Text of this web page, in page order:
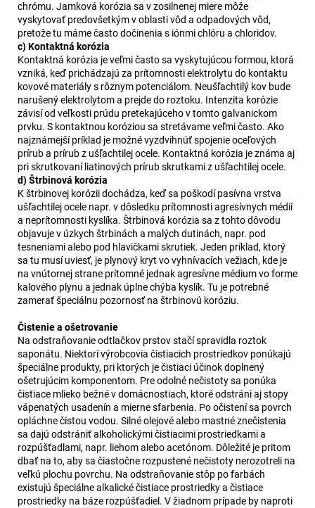
chrómu. Jamková korózia sa v zosilnenej miere môže
vyskytovať predovšetkým v oblasti vôd a odpadových vôd,
pretože tu máme často dočinenia s iónmi chlóru a chloridov.
c) Kontaktná korózia
Kontaktná korózia je veľmi často sa vyskytujúcou formou, ktorá
vzniká, keď prichádzajú za prítomnosti elektrolytu do kontaktu
kovové materiály s rôznym potenciálom. Neušľachtilý kov bude
narušený elektrolytom a prejde do roztoku. Intenzita korózie
závisí od veľkosti prúdu pretekajúceho v tomto galvanickom
prvku. S kontaktnou koróziou sa stretávame veľmi často. Ako
najznámejší príklad je možné vyzdvihnúť spojenie oceľových
prírub a prírub z ušľachtilej ocele. Kontaktná korózia je známa aj
pri skrutkovaní liatinových prírub skrutkami z ušľachtilej ocele.
d) Štrbinová korózia
K štrbinovej korózii dochádza, keď sa poškodí pasívna vrstva
ušľachtilej ocele napr. v dôsledku prítomnosti agresívnych médií
a neprítomnosti kyslíka. Štrbinová korózia sa z tohto dôvodu
objavuje v úzkych štrbinách a malých dutinách, napr. pod
tesneniami alebo pod hlavičkami skrutiek. Jeden príklad, ktorý
sa tu musí uviesť, je plynový kryt vo vyhnívacích vežiach, kde je
na vnútornej strane prítomné jednak agresívne médium vo forme
kalového plynu a jednak úplne chýba kyslík. Tu je potrebné
zamerať špeciálnu pozornosť na štrbinovú koróziu.
Čistenie a ošetrovanie
Na odstraňovanie odtlačkov prstov stačí spravidla roztok
saponátu. Niektorí výrobcovia čistiacich prostriedkov ponúkajú
špeciálne produkty, pri ktorých je čistiaci účinok doplnený
ošetrujúcim komponentom. Pre odolné nečistoty sa ponúka
čistiace mlieko bežné v domácnostiach, ktoré odstráni aj stopy
vápenatých usadenín a mierne sfarbenia. Po očistení sa povrch
opláchne čistou vodou. Silné olejové alebo mastné znečistenia
sa dajú odstrániť alkoholickými čistiacimi prostriedkami a
rozpúšťadlami, napr. liehom alebo acetónom. Dôležité je pritom
dbať na to, aby sa čiastočne rozpustené nečistoty nerozotreli na
veľkú plochu povrchu. Na odstraňovanie stôp po farbách
existujú špeciálne alkalické čistiace prostriedky a čistiace
prostriedky na báze rozpúšťadiel. V žiadnom prípade by naproti